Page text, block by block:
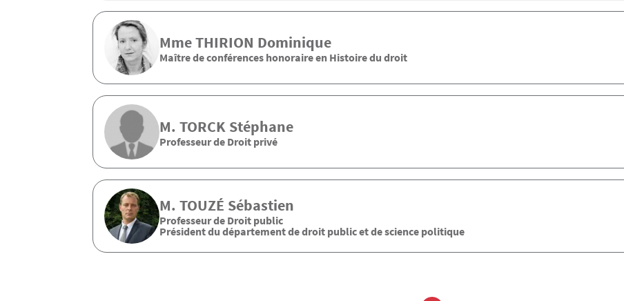
MmeTHIRION Dominique
Maître de conférences honoraire en Histoire du droit
M. TORCK Stéphane
Professeur de Droit privé
M. TOUZÉ Sébastien
Professeur de Droit public
Président du département de droit public et de science politique